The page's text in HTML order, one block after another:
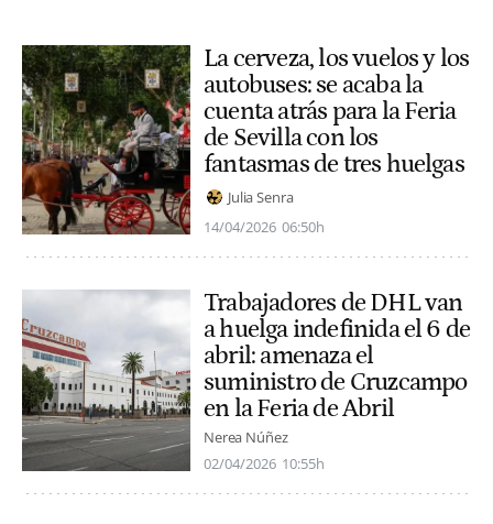
La cerveza, los vuelos y los
autobuses: se acaba la
cuenta atrás para la Feria
de Sevilla con los
fantasmas de tres huelgas
Julia Senra
14/04/2026 06:50h
Trabajadores de DHL van
a huelga indefinida el 6 de
abril: amenaza el
suministro de Cruzcampo
en la Feria de Abril
Nerea Núñez
02/04/2026 10:55h